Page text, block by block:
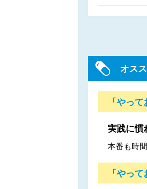
オス
「やっ
実践に慣
本番も時
「やっ